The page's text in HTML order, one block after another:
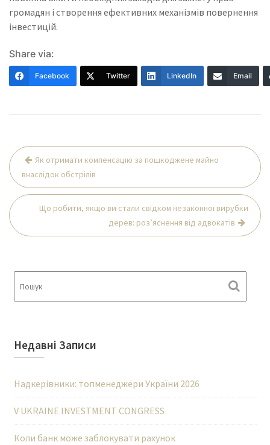
громадян і створення ефективних механізмів повернення
інвестицій.
Share via:
Facebook Twitter LinkedIn Email
Навігація
записів
Як отримати компенсацію за пошкоджене майно
внаслідок обстрілів
Що робити, якщо ви стали свідком незаконної вирубки
дерев: роз’яснення від адвокатів
Недавні Записи
Надкерівники: топменеджери України 2026
V UKRAINE INVESTMENT CONGRESS
Коли банк може заблокувати рахунок